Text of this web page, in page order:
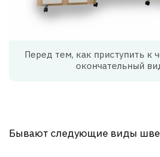
Перед тем, как приступить к
окончательный
Бывают следующие виды